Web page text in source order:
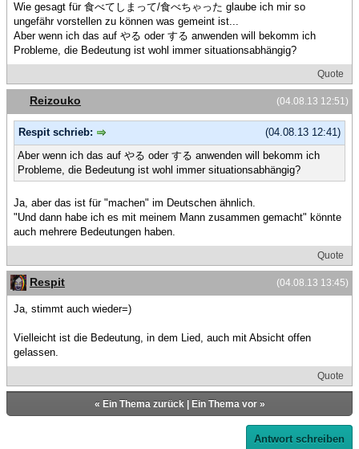
Wie gesagt für 食べてしまって/食べちゃった glaube ich mir so
ungefähr vorstellen zu können was gemeint ist...
Aber wenn ich das auf やる oder する anwenden will bekomm ich
Probleme, die Bedeutung ist wohl immer situationsabhängig?
Quote
(04.08.13 12:51)
Reizouko
(04.08.13 12:41)
Respit schrieb:
Aber wenn ich das auf やる oder する anwenden will bekomm ich
Probleme, die Bedeutung ist wohl immer situationsabhängig?
Ja, aber das ist für "machen" im Deutschen ähnlich.
"Und dann habe ich es mit meinem Mann zusammen gemacht" könnte
auch mehrere Bedeutungen haben.
Quote
(04.08.13 13:45)
Respit
Ja, stimmt auch wieder=)
Vielleicht ist die Bedeutung, in dem Lied, auch mit Absicht offen
gelassen.
Quote
« Ein Thema zurück| Ein Thema vor»
Antwort schreiben